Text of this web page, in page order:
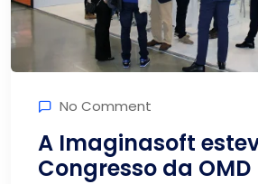
No Comment
A Imaginasoft
Congresso da OMD